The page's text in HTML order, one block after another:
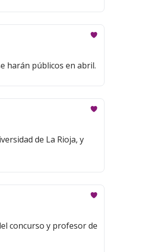
harán públicos en abril.
de La Rioja, y
concurso y profesor de